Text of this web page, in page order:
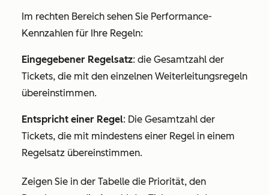
Im rechten Bereich sehen Sie Performance-
Kennzahlen für Ihre Regeln:
Eingegebener Regelsatz: die Gesamtzahl der
Tickets, die mit den einzelnen Weiterleitungsregeln
übereinstimmen.
Entspricht einer Regel: Die Gesamtzahl der
Tickets, die mit mindestens einer Regel in einem
Regelsatz übereinstimmen.
Zeigen Sie in der Tabelle die Priorität, den